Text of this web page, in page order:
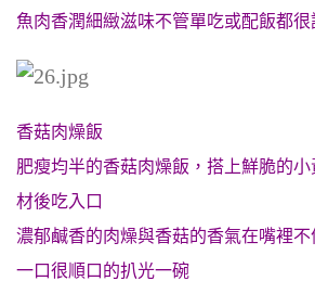
魚肉香潤細緻滋味不管單吃或配飯都很
香菇肉燥飯
肥瘦均半的香菇肉燥飯，搭上鮮脆的
材後吃入口
濃郁鹹香的肉燥與香菇的香氣在嘴裡
一口很順口的扒光一碗